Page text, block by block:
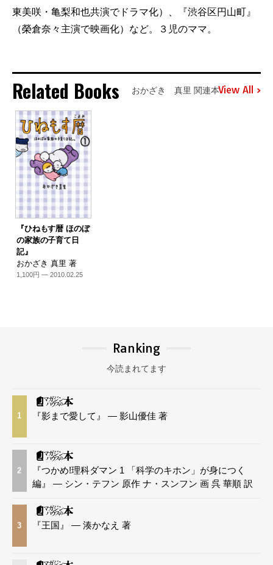
東美咲・亀梨和也共演でドラマ化）、『渋谷区円山町』
（榮倉奈々主演で映画化）など。３児のママ。
Related Books おかざき 真里 関連本View All
『ひねもす暦 ほのぼ
の家族の子育て日
記』
おかざき 真里 著
1,100円 — 2010.02.25
Ranking
今読まれてます
1 『影まで愛して』 — 影山優佳 著
2
『つかめ!理科ダマン 1 「科学のキホン」が身につく
編』 — シン・テフン 原作 ナ・スンフン 画 呉 華順 訳
3 『王国』 — 湊かなえ 著